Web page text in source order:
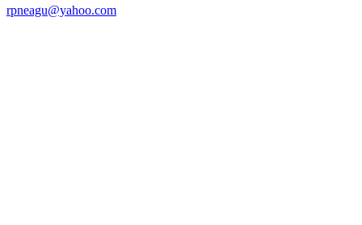
rpneagu@yahoo.com